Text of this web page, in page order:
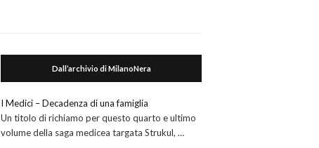
Dall’archivio di MilanoNera
I Medici – Decadenza di una famiglia
Un titolo di richiamo per questo quarto e ultimo
volume della saga medicea targata Strukul, …